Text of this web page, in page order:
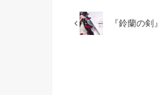
『鈴蘭の